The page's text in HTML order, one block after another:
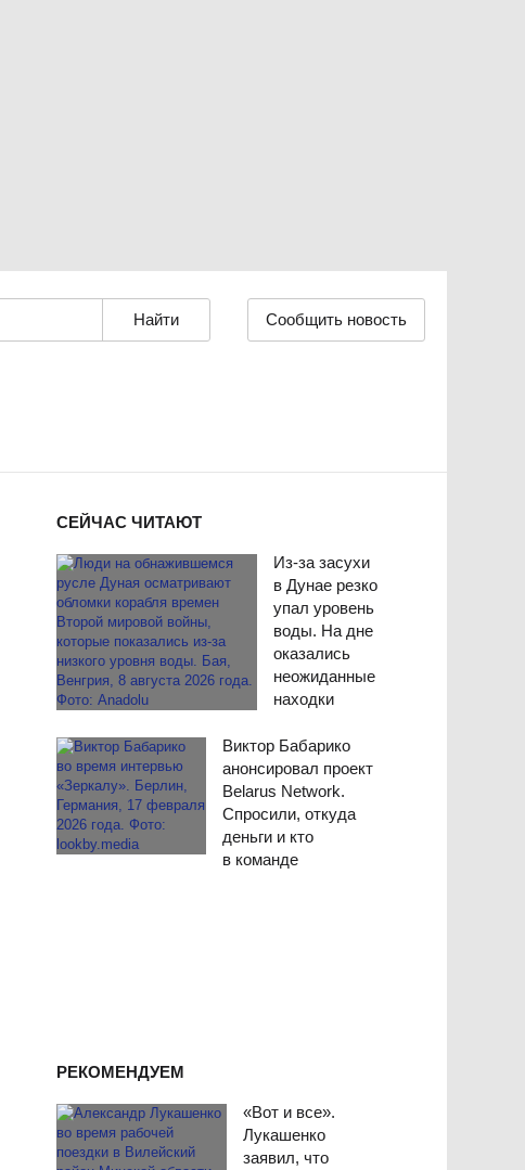
Сообщить новость
СЕЙЧАС ЧИТАЮТ
Из-за засухи
в Дунае резко
упал уровень
воды. На дне
оказались
неожиданные
находки
Виктор Бабарико
анонсировал проект
Belarus Network.
Спросили, откуда
деньги и кто
в команде
РЕКОМЕНДУЕМ
«Вот и все».
Лукашенко
заявил, что